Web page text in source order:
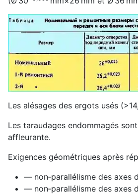
Les alésages des ergots usés
Les taraudages endommagés
affleurante.
Exigences géométriques après
— non‑parallélisme des axes
— non‑parallélisme des axes